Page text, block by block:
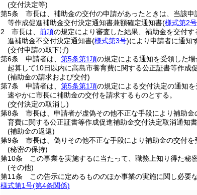
(交付決定等)
第5条
市長は、補助金の交付の申請があったときは、当該
等作成促進補助金交付決定通知書兼額確定通知書(様式第2号
2
市長は、 前項の規定により審査した結果、補助金を交付
進補助金不交付決定通知書(様式第3号)により申請者に通知
(交付申請の取下げ)
第6条
申請者は、 第5条第1項の規定による通知を受領した
起算して10日以内に高島市養育費に関する公正証書等作成
(補助金の請求および交付)
第7条
申請者は、 第5条第1項の規定による交付決定の通知
速やかに市長に補助金の交付を請求するものとする。
(交付決定の取消し)
第8条
市長は、申請者が虚偽その他不正な手段により補助金
育費に関する公正証書等作成促進補助金交付決定取消通知書
(補助金の返還)
第9条
市長は、偽りその他不正な手段により補助金の交付
(秘密の保持)
第10条
この事業を実施するに当たって、職務上知り得た秘
(その他)
第11条
この告示に定めるもののほか事業の実施に関し必要
様式第1号(第4条関係)